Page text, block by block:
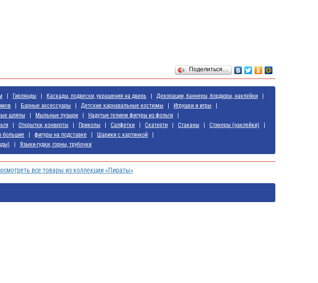
Поделиться…
Гирлянды Каскады, подвески, украшения на дверь
Декорации, баннеры, бордюры, наклейки
Барные аксессуары Детские карнавальные костюмы
Игрушки и игры
шляпы Мыльные пузыри
Надутые гелием фигуры из фольги
Открытки, конверты Приколы Салфетки Скатерти Стаканы
Стикеры (наклейки)
большие фигуры на подставке
Шарики с картинкой
Языки-гудки, горны, трубочки
все товары из коллекции «Пираты»